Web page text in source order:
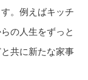
。例えばキッチ
の人生をずっと
共に新たな家事